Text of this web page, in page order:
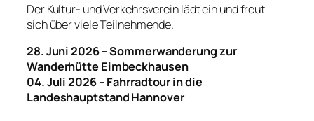
Der Kultur- und Verkehrsverein lädt ein und freut
sich über viele Teilnehmende.
28. Juni 2026 – Sommerwanderung zur
Wanderhütte Eimbeckhausen
04. Juli 2026 – Fahrradtour in die
Landeshauptstand Hannover